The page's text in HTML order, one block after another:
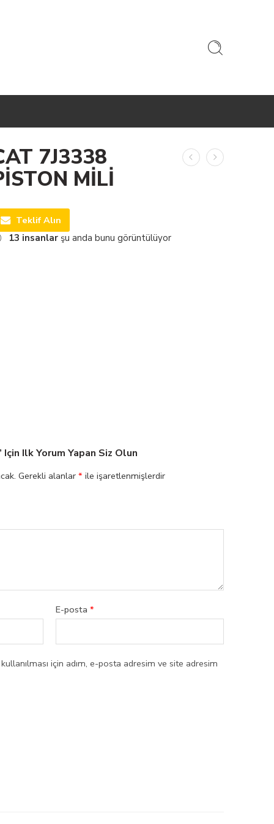
7J3338
MİLİ
Teklif Alın
13 insanlar şu anda bunu görüntülüyor
Için Ilk Yorum Yapan Siz Olun
Gerekli alanlar * ile işaretlenmişlerdir
E-posta *
için adım, e-posta adresim ve site adresim